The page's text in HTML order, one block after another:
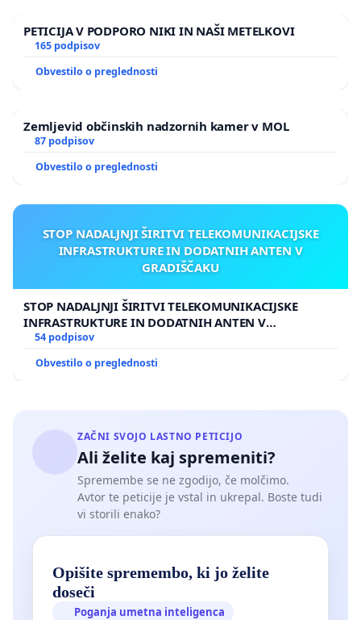
PETICIJA V PODPORO NIKI IN NAŠI METELKOVI
165 podpisov
Obvestilo o preglednosti
Zemljevid občinskih nadzornih kamer v MOL
87 podpisov
Obvestilo o preglednosti
STOP NADALJNJI ŠIRITVI TELEKOMUNIKACIJSKE
INFRASTRUKTURE IN DODATNIH ANTEN V
GRADIŠČAKU
STOP NADALJNJI ŠIRITVI TELEKOMUNIKACIJSKE
INFRASTRUKTURE IN DODATNIH ANTEN V
GRADIŠČAKU
54 podpisov
Obvestilo o preglednosti
ZAČNI SVOJO LASTNO PETICIJO
Ali želite kaj spremeniti?
Spremembe se ne zgodijo, če molčimo.
Avtor te peticije je vstal in ukrepal. Boste tudi
vi storili enako?
Opišite spremembo, ki jo želite
doseči
Poganja umetna inteligenca